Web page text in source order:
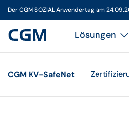
Der CGM SOZIAL Anwendertag am
Lösungen
CGM KV-SafeNet